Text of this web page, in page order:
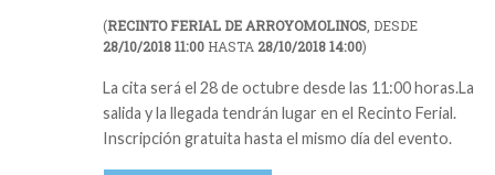
(RECINTO FERIAL DE ARROYOMOLINOS , DESDE
28/10/2018 11:00 HASTA 28/10/2018 14:00)
La cita será el 28 de octubre desde las 11:00 horas.La
salida y la llegada tendrán lugar en el Recinto Ferial.
Inscripción gratuita hasta el mismo día del evento.